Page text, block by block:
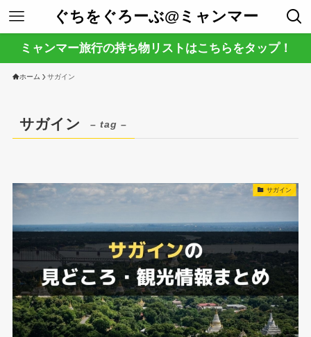
ぐちをぐろーぶ@ミャンマー
ミャンマー旅行の持ち物リストはこちらをタップ！
ホーム サガイン
サガイン – tag –
サガイン